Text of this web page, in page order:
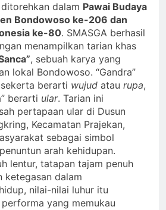
dalam Pawai Budaya
Bondowoso ke-206 dan
ke-80. SMASGA berhasil
menampilkan tarian khas
, sebuah karya yang
lokal Bondowoso. “Gandra”
berarti wujud atau rupa,
berarti ular. Tarian ini
pertapaan ular di Dusun
Kecamatan Prajekan,
sebagai simbol
arah kehidupan.
lentur, tatapan tajam penuh
ketegasan dalam
nilai-nilai luhur itu
yang memukau